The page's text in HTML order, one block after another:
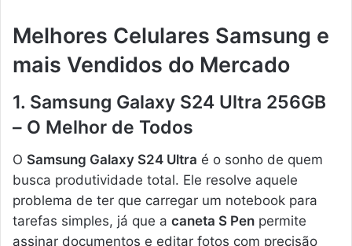
Melhores Celulares Samsung e
mais Vendidos do Mercado
1. Samsung Galaxy S24 Ultra 256GB
– O Melhor de Todos
O Samsung Galaxy S24 Ultra é o sonho de quem
busca produtividade total. Ele resolve aquele
problema de ter que carregar um notebook para
tarefas simples, já que a caneta S Pen permite
assinar documentos e editar fotos com precisão